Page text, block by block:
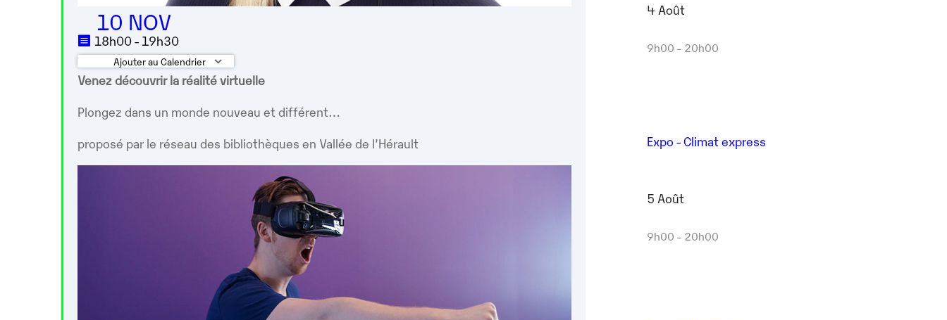
10 NOV
18h00 - 19h30
Ajouter au Calendrier
Télécharger ICS Calendrier Google
Venez découvrir la réalité virtuelle
Plongez dans un monde nouveau et différent…
proposé par le réseau des bibliothèques en Vallée de l’Hérault
4 Août
9h00 - 20h00
Expo - Climat express
5 Août
9h00 - 20h00